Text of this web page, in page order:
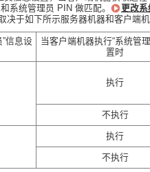
系统管理员 PIN 做匹配。
更改系
决于如下所示服务器机器和客户端
信息设
当客户端机器执行“系统管
置时
执行
不执行
执行
不执行